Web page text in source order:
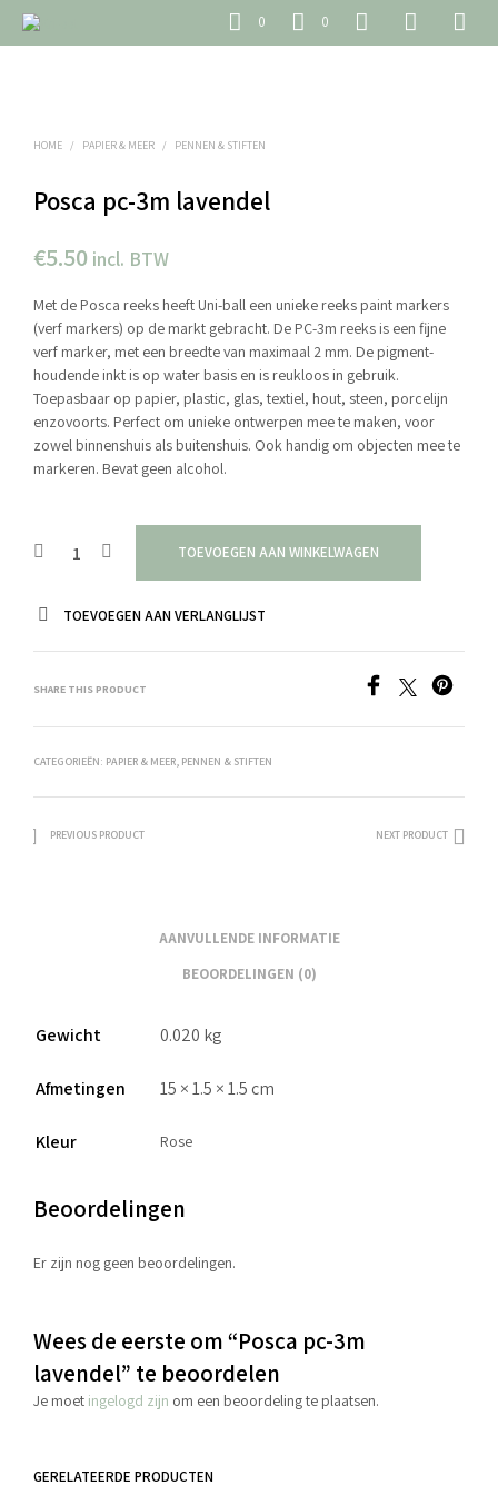
0 0
HOME / PAPIER & MEER / PENNEN & STIFTEN
Posca pc-3m lavendel
€5.50 incl. BTW
Met de Posca reeks heeft Uni-ball een unieke reeks paint markers
(verf markers) op de markt gebracht. De PC-3m reeks is een fijne
verf marker, met een breedte van maximaal 2 mm. De pigment-
houdende inkt is op water basis en is reukloos in gebruik.
Toepasbaar op papier, plastic, glas, textiel, hout, steen, porcelijn
enzovoorts. Perfect om unieke ontwerpen mee te maken, voor
zowel binnenshuis als buitenshuis. Ook handig om objecten mee te
markeren. Bevat geen alcohol.
TOEVOEGEN AAN WINKELWAGEN
TOEVOEGEN AAN VERLANGLIJST
SHARE THIS PRODUCT
CATEGORIEËN: PAPIER & MEER, PENNEN & STIFTEN
PREVIOUS PRODUCT NEXT PRODUCT
AANVULLENDE INFORMATIE
BEOORDELINGEN (0)
Gewicht 0.020 kg
Afmetingen 15 × 1.5 × 1.5 cm
Kleur Rose
Beoordelingen
Er zijn nog geen beoordelingen.
Wees de eerste om “Posca pc-3m
lavendel” te beoordelen
Je moet ingelogd zijn om een beoordeling te plaatsen.
GERELATEERDE PRODUCTEN